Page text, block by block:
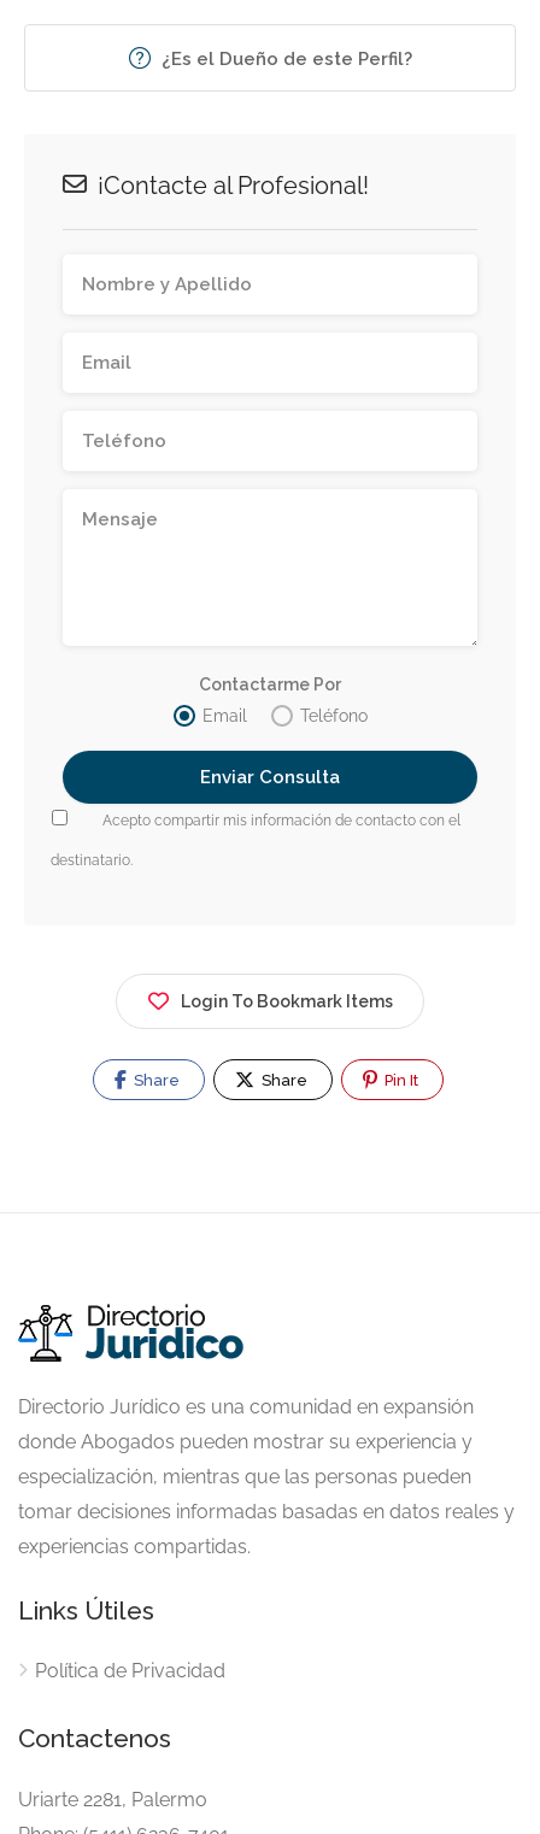
¿Es el Dueño de este Perfil?
¡Contacte al Profesional!
Contactarme Por
Email
Teléfono
Acepto compartir mis información de contacto con el
destinatario.
Login To Bookmark Items
Share Share Pin It
Directorio Jurídico es una comunidad en expansión
donde Abogados pueden mostrar su experiencia y
especialización, mientras que las personas pueden
tomar decisiones informadas basadas en datos reales y
experiencias compartidas.
Links Útiles
Política de Privacidad
Contactenos
Uriarte 2281, Palermo